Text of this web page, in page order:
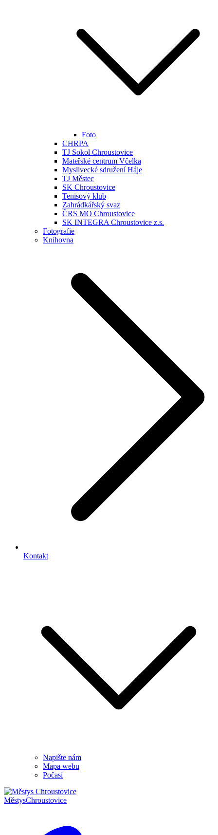
Foto
CHRPA
TJ Sokol Chroustovice
Mateřské centrum Včelka
Myslivecké sdružení Háje
TJ Městec
SK Chroustovice
Tenisový klub
Zahrádkářský svaz
ČRS MO Chroustovice
SK INTEGRA Chroustovice z.s.
Fotografie
Knihovna
Kontakt
Napište nám
Mapa webu
Počasí
MěstysChroustovice